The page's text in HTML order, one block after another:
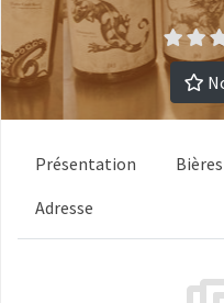
Présentation
Adresse